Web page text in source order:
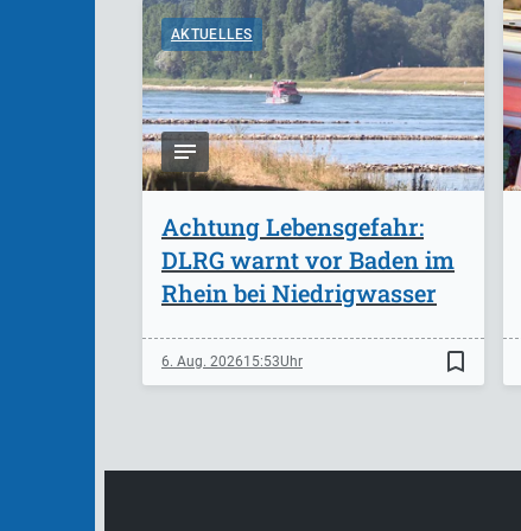
AKTUELLES
Achtung Lebensgefahr:
DLRG warnt vor Baden im
Rhein bei Niedrigwasser
6. Aug. 202615:53 bookmark_border